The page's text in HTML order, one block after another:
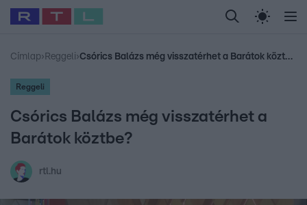
Legfrissebb RTL Híradó Randi Celeb vagyok,
Babits Marcella Most Wanted Gallusz
Címlap› Reggeli› Csórics Balázs még visszatérhet a Barátok köztbe?
Reggeli
Csórics Balázs még visszatérhet a
Barátok köztbe?
rtl.hu